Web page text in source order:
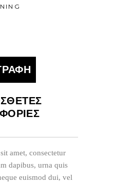
amet, consectetur
dapibus, urna quis
euismod dui, vel